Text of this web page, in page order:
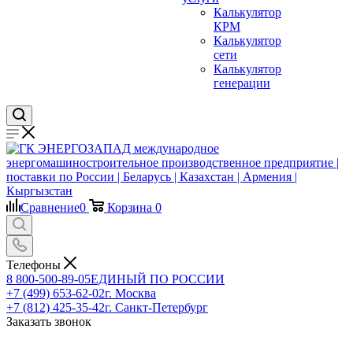
Калькулятор
КРМ
Калькулятор
сети
Калькулятор
генерации
Сравнение0 Корзина 0
Телефоны
8 800-500-89-05ЕДИНЫЙ ПО РОССИИ
+7 (499) 653-62-02г. Москва
+7 (812) 425-35-42г. Санкт-Петербург
Заказать звонок